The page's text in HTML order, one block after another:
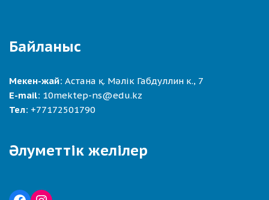
Байланыс
Мекен-жай: Астана қ. Мәлік Габдуллин к., 7
E-mail: 10mektep-ns@edu.kz
Тел: +77172501790
Әлуметтік желілер